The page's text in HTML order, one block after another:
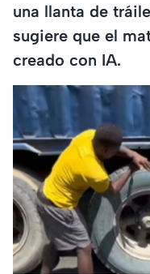
una llanta de
sugiere que el
creado con IA.